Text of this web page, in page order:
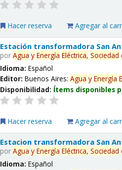
Hacer reserva Agregar al
Estación transformadora San
porAgua y Energía Eléctrica, Sociedad
Idioma:Español
Editor:Buenos Aires:Agua y Energía
Disponibilidad: Ítems disponibles
Hacer reserva Agregar al
Estacion transformadora San
porAgua y Energía Eléctrica, Sociedad
Idioma:Español